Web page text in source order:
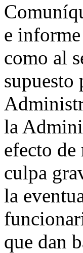
e
como al
supuesto
la
efecto de
culpa
la
que dan